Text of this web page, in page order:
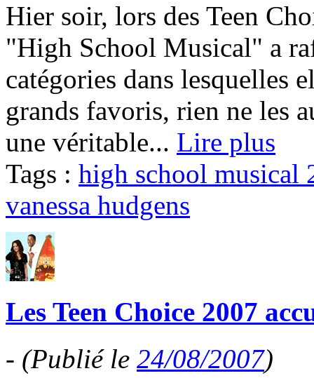
Hier soir, lors des Teen
"High School Musical" a
catégories dans lesquelles
grands favoris, rien ne les
une véritable... Lire plus
Tags : high school musical
vanessa hudgens
Les Teen Choice 2007
- (Publié le 24/08/2007)